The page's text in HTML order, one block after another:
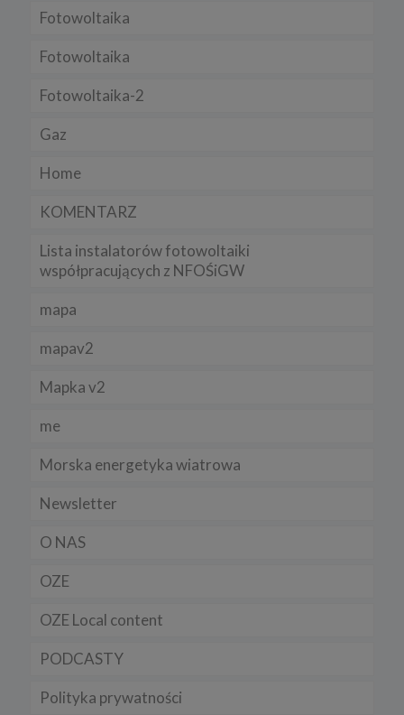
Fotowoltaika
Fotowoltaika
Fotowoltaika-2
Gaz
Home
KOMENTARZ
Lista instalatorów fotowoltaiki
współpracujących z NFOŚiGW
mapa
mapav2
Mapka v2
me
Morska energetyka wiatrowa
Newsletter
O NAS
OZE
OZE Local content
PODCASTY
Polityka prywatności
Regulamin serwisu